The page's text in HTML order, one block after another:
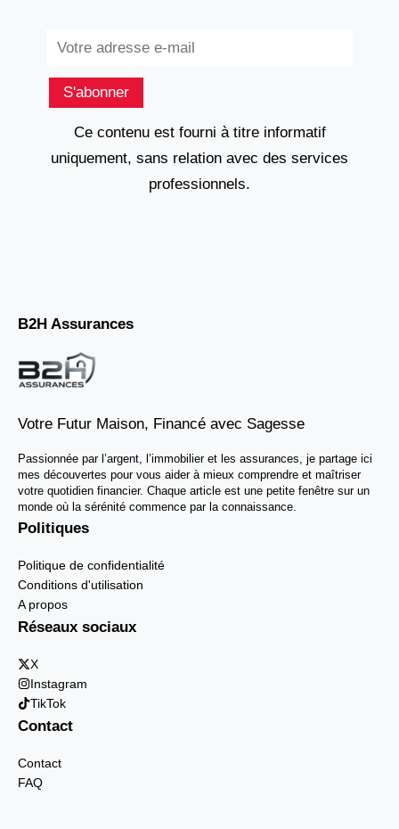
S'abonner
Ce contenu est fourni à titre informatif
uniquement, sans relation avec des services
professionnels.
B2H Assurances
Votre Futur Maison, Financé avec Sagesse
Passionnée par l’argent, l’immobilier et les assurances, je partage ici
mes découvertes pour vous aider à mieux comprendre et maîtriser
votre quotidien financier. Chaque article est une petite fenêtre sur un
monde où la sérénité commence par la connaissance.
Politiques
Politique de confidentialité
Conditions d'utilisation
A propos
Réseaux sociaux
X
Instagram
TikTok
Contact
Contact
FAQ